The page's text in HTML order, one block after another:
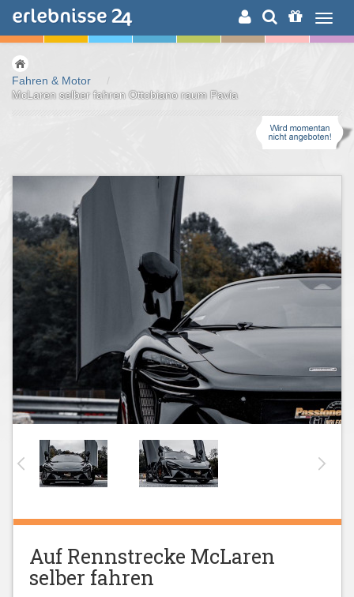
ERLEBNISSUCHE
Fahren & Motor
/
McLaren selber fahren Ottobiano raum Pavia
Auf Rennstrecke McLaren
selber fahren